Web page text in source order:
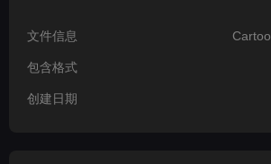
文件信息
包含格式
创建日期